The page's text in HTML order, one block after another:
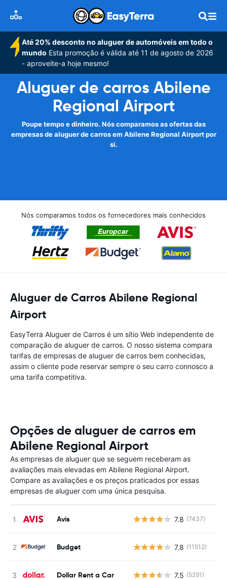
Até 20% desconto no aluguer de automóveis em todo o
mundo Esta promoção é válida até 11 de agosto de 2026
- aproveite-a hoje mesmo!
Aluguer de carros Abilene
Regional Airport
Poupe tempo e dinheiro. Nós comparamos as ofertas das
empresas de aluguer de carros em Abilene Regional Airport por
si.
Nós comparamos todos os fornecedores mais conhecidos
Aluguer de Carros Abilene Regional
Airport
EasyTerra Aluguer de Carros é um sítio Web independente de
comparação de aluguer de carros. O nosso sistema compara
tarifas de empresas de aluguer de carros bem conhecidas,
assim o cliente pode reservar sempre o seu carro connosco a
uma tarifa competitiva.
Opções de aluguer de carros em
Abilene Regional Airport
As empresas de aluguer que se seguem receberam as
avaliações mais elevadas em Abilene Regional Airport.
Compare as avaliações e os preços praticados por essas
empresas de aluguer com uma única pesquisa.
Avis 7.8 (7437)
Budget 7.8 (11512)
Dollar Rent a Car 7.5 (5291)